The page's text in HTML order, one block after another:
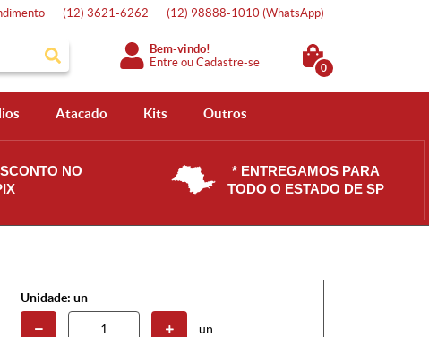
(12) 3621-6262 (12) 98888-1010 (WhatsApp)
Bem-vindo!
Entre ouCadastre-se 0
Atacado Kits Outros
NO
* ENTREGAMOS PARA
TODO O ESTADO DE SP
Unidade: un
un